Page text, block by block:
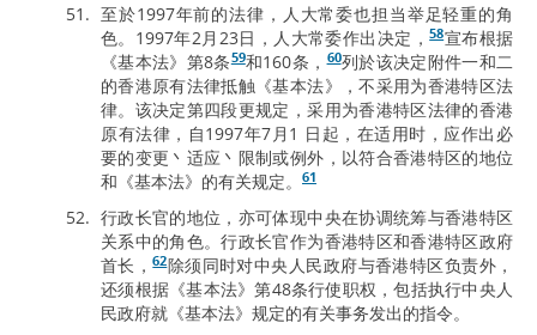
至於1997年前的法律，人大常委也担当举足轻重的角
色。1997年2月23日，人大常委作出决定，58宣布根据
《基本法》第8条59和160条，60列於该决定附件一和二
的香港原有法律抵触《基本法》，不采用为香港特区法
律。该决定第四段更规定，采用为香港特区法律的香港
原有法律，自1997年7月1 日起，在适用时，应作出必
要的变更丶适应丶限制或例外，以符合香港特区的地位
和《基本法》的有关规定。
61
行政长官的地位，亦可体现中央在协调统筹与香港特区
关系中的角色。行政长官作为香港特区和香港特区政府
首长，62除须同时对中央人民政府与香港特区负责外，
还须根据《基本法》第48条行使职权，包括执行中央人
民政府就《基本法》规定的有关事务发出的指令。